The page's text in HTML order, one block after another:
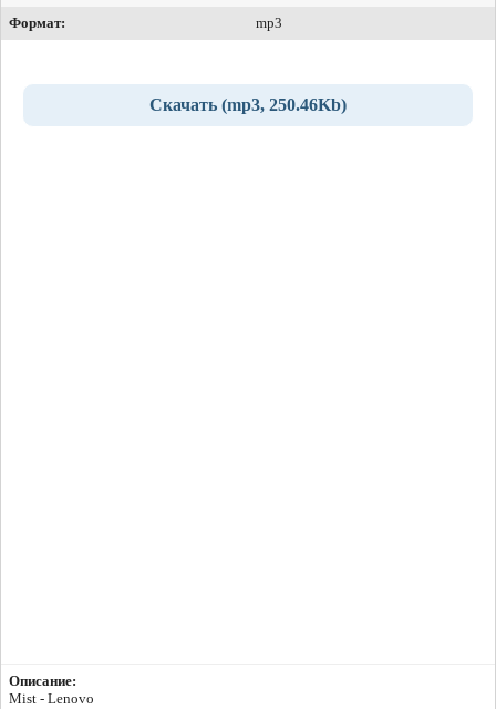
Формат:
mp3
Скачать (mp3, 250.46Kb)
Описание:
Mist - Lenovo